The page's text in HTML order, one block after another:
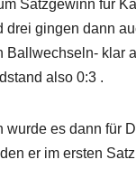
Satzgewinn für
drei gingen dann
Ballwechseln- klar
also 0:3 .
wurde es dann für
er im ersten